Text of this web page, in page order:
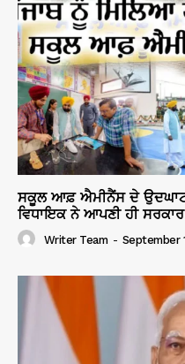
ਸਕੂਲ ਆਫ਼ ਐਮੀਨੈਂਸ ਦੇ
ਵਿਧਾਇਕ ਨੇ ਆਪਣੀ ਹੀ
Writer Team - September